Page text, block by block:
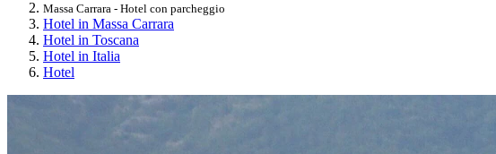
Massa Carrara - Hotel con parcheggio
Hotel in Massa Carrara
Hotel in Toscana
Hotel in Italia
Hotel